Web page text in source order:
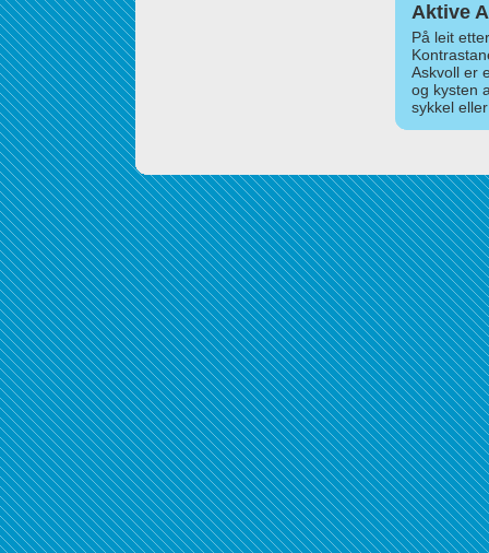
Aktive
På leit
Askvoll er
og kysten
sykkel